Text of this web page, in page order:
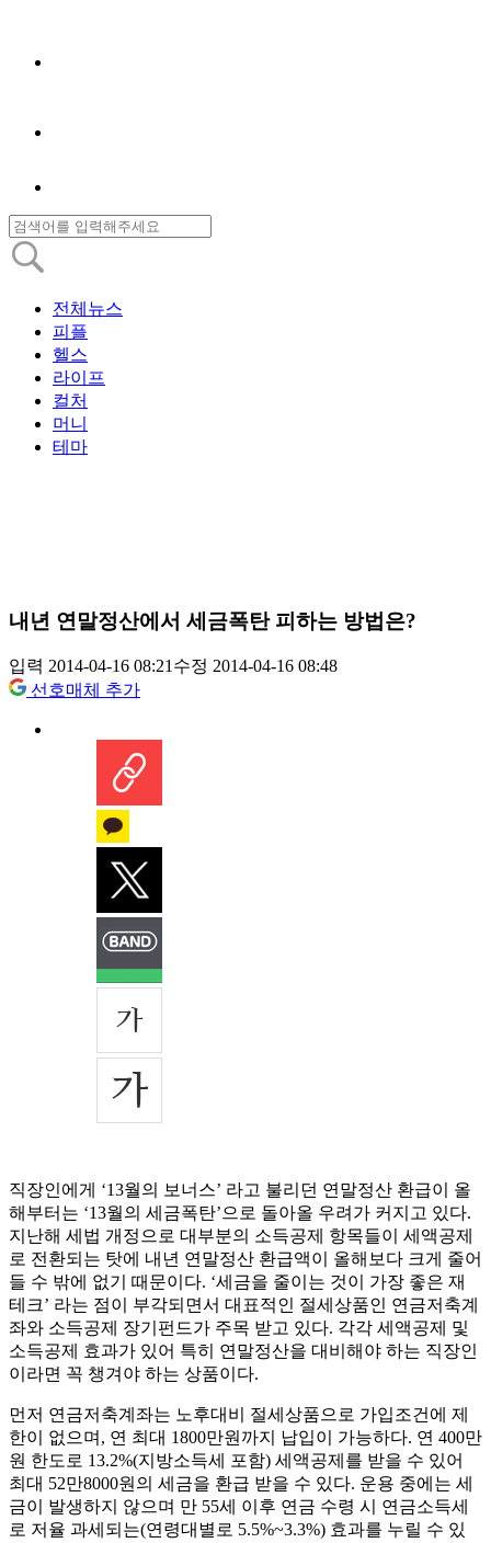
전체뉴스
피플
헬스
라이프
컬처
머니
테마
내년 연말정산에서 세금폭탄 피하는 방법은?
입력 2014-04-16 08:21수정 2014-04-16 08:48
선호매체 추가
직장인에게 ‘13월의 보너스’ 라고 불리던 연말정산 환급이 올
해부터는 ‘13월의 세금폭탄’으로 돌아올 우려가 커지고 있다.
지난해 세법 개정으로 대부분의 소득공제 항목들이 세액공제
로 전환되는 탓에 내년 연말정산 환급액이 올해보다 크게 줄어
들 수 밖에 없기 때문이다. ‘세금을 줄이는 것이 가장 좋은 재
테크’ 라는 점이 부각되면서 대표적인 절세상품인 연금저축계
좌와 소득공제 장기펀드가 주목 받고 있다. 각각 세액공제 및
소득공제 효과가 있어 특히 연말정산을 대비해야 하는 직장인
이라면 꼭 챙겨야 하는 상품이다.
먼저 연금저축계좌는 노후대비 절세상품으로 가입조건에 제
한이 없으며, 연 최대 1800만원까지 납입이 가능하다. 연 400만
원 한도로 13.2%(지방소득세 포함) 세액공제를 받을 수 있어
최대 52만8000원의 세금을 환급 받을 수 있다. 운용 중에는 세
금이 발생하지 않으며 만 55세 이후 연금 수령 시 연금소득세
로 저율 과세되는(연령대별로 5.5%~3.3%) 효과를 누릴 수 있